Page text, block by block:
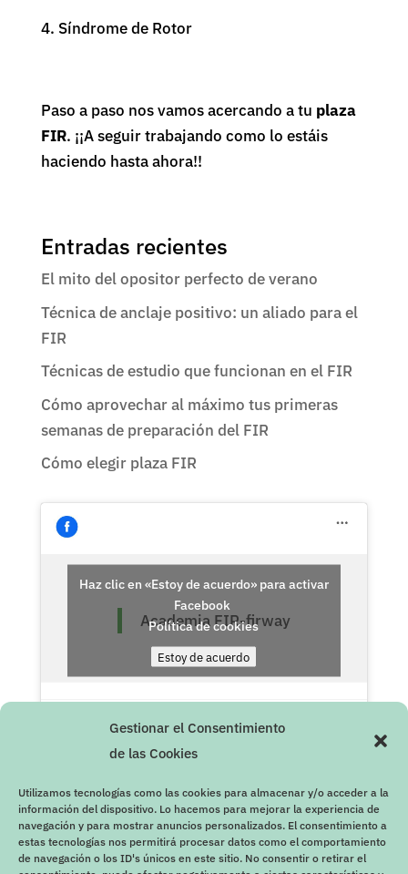
Gestionar el Consentimiento
de las Cookies
Utilizamos tecnologías como las cookies para almacenar y/o acceder a la
información del dispositivo. Lo hacemos para mejorar la experiencia de
navegación y para mostrar anuncios personalizados. El consentimiento a
estas tecnologías nos permitirá procesar datos como el comportamiento
de navegación o los ID's únicos en este sitio. No consentir o retirar el
4. Síndrome de Rotor
Paso a paso nos vamos acercando a tu plaza
FIR. ¡¡A seguir trabajando como lo estáis
haciendo hasta ahora!!
Entradas recientes
El mito del opositor perfecto de verano
Técnica de anclaje positivo: un aliado para el
FIR
Técnicas de estudio que funcionan en el FIR
Cómo aprovechar al máximo tus primeras
semanas de preparación del FIR
Cómo elegir plaza FIR
Academia FIR-firway
Haz clic en «Estoy de acuerdo» para activar
Facebook
Política de cookies
Estoy de acuerdo